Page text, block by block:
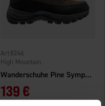
Wanderschuhe Pine Sympatex
High Mountain
8246
139 €
Bewertung: 4.5 von 5 Sternen